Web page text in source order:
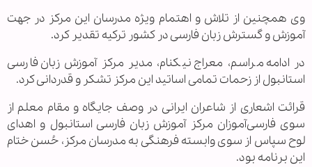
وی همچنین از تلاش و اهتمام ویژه مدرسان این مرکز در جهت
آموزش و گسترش زبان فارسی در کشور ترکیه تقدیر کرد.
در ادامه مراسم، معراج نیکنام، مدیر مرکز آموزش زبان فارسی
استانبول از زحمات تمامی اساتید این مرکز تشکر و قدردانی کرد.
قرائت اشعاری از شاعران ایرانی در وصف جایگاه و مقام معلم از
سوی فارسی‌آموزان مرکز آموزش زبان فارسی استانبول و اهدای
لوح سپاس از سوی وابسته فرهنگی به مدرسان مرکز، حُسن ختام
این برنامه بود.